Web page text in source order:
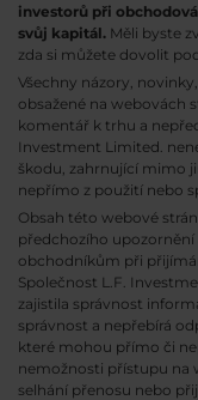
investorů při
svůj kapitál. Měli byste
zda si můžete dovolit
Všechny názory,
obsažené na webovách
komentář k trhu a
Investment Limited.
škodu, zahrnující mimo
nepřímo z použití nebo
Obsah této webové
předchozího
obchodníkům při
Společnost L.F.
zajistila správnost
správnost a nepřebírá
které mohou přímo či
nemožnosti přístupu na
selhání přenosu nebo